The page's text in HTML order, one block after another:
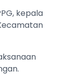
kepala